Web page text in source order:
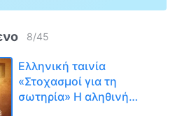
8/45
Ελληνική ταινία
«Στοχασμοί για τη
σωτηρία» Η αληθινή